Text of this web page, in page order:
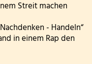
Streit machen
- Handeln“
in einem Rap den